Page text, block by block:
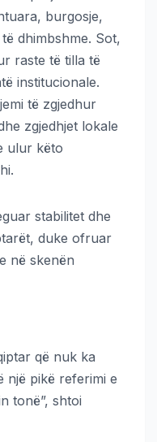
burgosje,
dhimbshme. Sot,
raste të tilla të
institucionale.
të zgjedhur
zgjedhjet lokale
ulur këto
stabilitet dhe
duke ofruar
në skenën
që nuk ka
një pikë referimi e
tonë”, shtoi